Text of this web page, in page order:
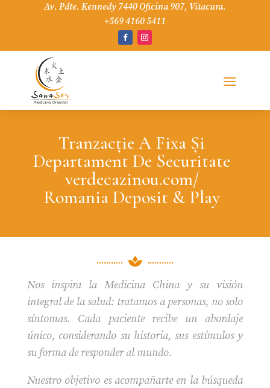
Av. Pdte. Kennedy 7440 Oficina 907, Vitacura.
+569 4160 5411
Tranzacție A Fixa Și
Departament De Securitate
verdecazinou.com/
Romania Deposit & Play

Nos inspira la Medicina China y su visión
integral de la salud: tratamos a personas, no solo
síntomas. Cada paciente recibe un abordaje
único, considerando su historia, sus estímulos y
su forma de responder al mundo.
Nuestro objetivo es acompañarte en la búsqueda